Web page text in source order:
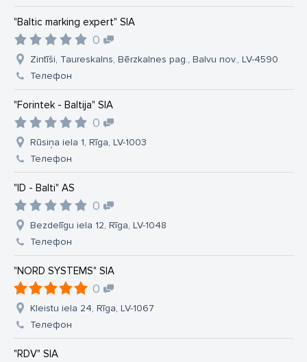
"Baltic marking expert" SIA
0
Zintīši, Taureskalns, Bērzkalnes pag., Balvu nov., LV-4590
Телефон
"Forintek - Baltija" SIA
0
Rūsiņa iela 1, Rīga, LV-1003
Телефон
"ID - Balti" AS
0
Bezdelīgu iela 12, Rīga, LV-1048
Телефон
"NORD SYSTEMS" SIA
0
Kleistu iela 24, Rīga, LV-1067
Телефон
"RDV" SIA